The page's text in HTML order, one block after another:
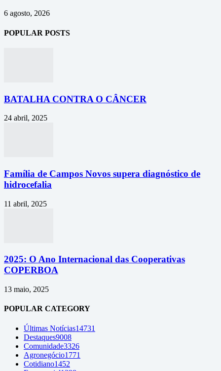
6 agosto, 2026
POPULAR POSTS
BATALHA CONTRA O CÂNCER
24 abril, 2025
Família de Campos Novos supera diagnóstico de
hidrocefalia
11 abril, 2025
2025: O Ano Internacional das Cooperativas
COPERBOA
13 maio, 2025
POPULAR CATEGORY
Últimas Notícias14731
Destaques9008
Comunidade3326
Agronegócio1771
Cotidiano1452